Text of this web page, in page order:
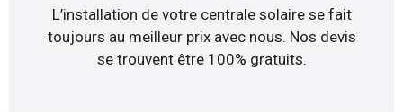
L’installation de votre centrale solaire se fait
toujours au meilleur prix avec nous. Nos devis
se trouvent être 100% gratuits.